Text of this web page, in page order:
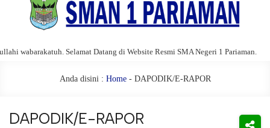
wabarakatuh. Selamat Datang di Website Resmi SMA Negeri 1 Pariaman.
Anda disini : Home- DAPODIK/E-RAPOR
DAPODIK/E-RAPOR